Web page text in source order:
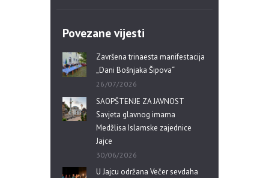
Povezane vijesti
Završena trinaesta manifestacija
„Dani Bošnjaka Šipova“
26/07/2026
SAOPŠTENJE ZA JAVNOST
Savjeta glavnog imama
Medžlisa Islamske zajednice
Jajce
30/06/2026
U Jajcu održana Večer sevdaha